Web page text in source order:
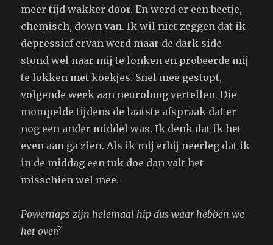
meer tijd wakker door. En werd er een beetje,
chemisch, down van. Ik wil niet zeggen dat ik
depressief ervan werd maar de dark side
stond wel naar mij te lonken en probeerde mij
te lokken met koekjes. Snel mee gestopt,
volgende week aan neuroloog vertellen. Die
mompelde tijdens de laatste afspraak dat er
nog een ander middel was. Ik denk dat ik het
even aan ga zien. Als ik mij erbij neerleg dat ik
in de middag een tuk doe dan valt het
misschien wel mee.
Powernaps zijn helemaal hip dus waar hebben we
het over?